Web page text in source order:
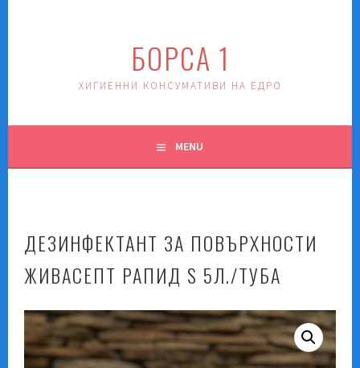
БОРСА 1
ХИГИЕННИ КОНСУМАТИВИ НА ЕДРО
MENU
ДЕЗИНФЕКТАНТ ЗА ПОВЪРХНОСТИ
ЖИВАСЕПТ РАПИД S 5Л./ТУБА